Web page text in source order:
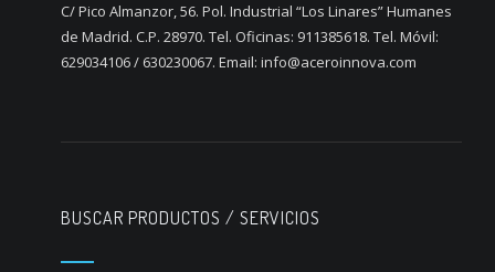
C/ Pico Almanzor, 56. Pol. Industrial “Los Linares” Humanes
de Madrid. C.P. 28970. Tel. Oficinas: 911385618. Tel. Móvil:
629034106 / 630230067. Email: info@aceroinnova.com
BUSCAR PRODUCTOS / SERVICIOS